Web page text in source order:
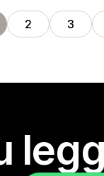
2 3